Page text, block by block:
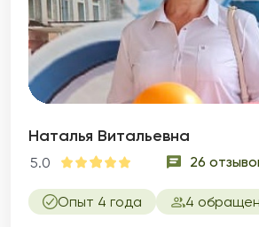
Наталья Витальевна
5.0 26
Опыт 4 года 4